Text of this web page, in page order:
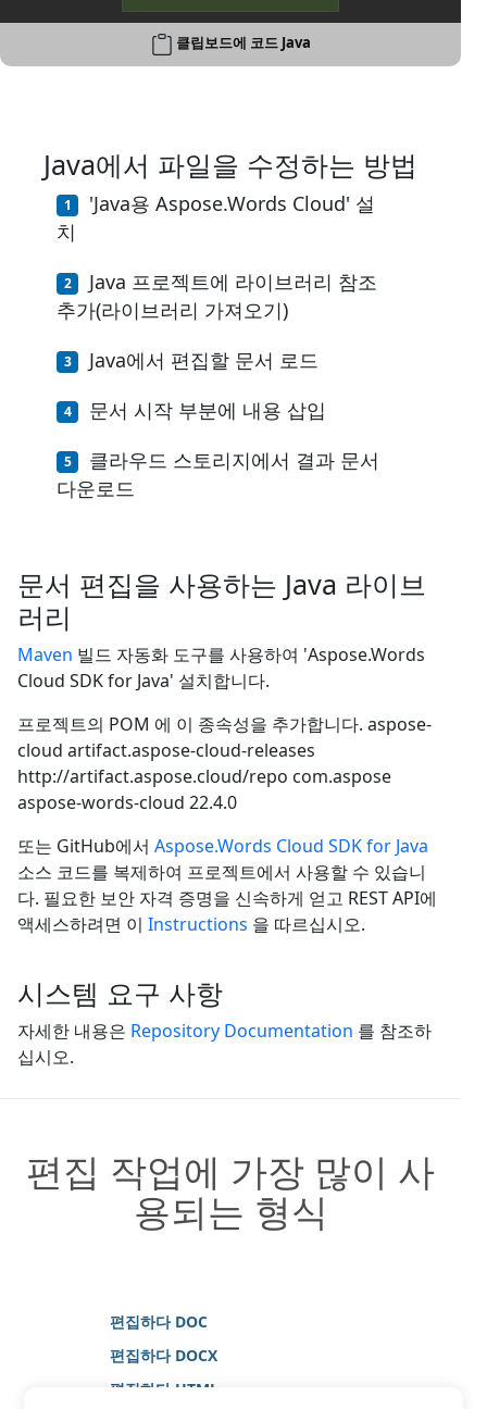
클립보드에 코드 Java
Java에서 파일을 수정하는 방법
'Java용 Aspose.Words Cloud' 설
치
Java 프로젝트에 라이브러리 참조
추가(라이브러리 가져오기)
Java에서 편집할 문서 로드
문서 시작 부분에 내용 삽입
클라우드 스토리지에서 결과 문서
다운로드
문서 편집을 사용하는 Java 라이브
러리
Maven 빌드 자동화 도구를 사용하여 'Aspose.Words
Cloud SDK for Java' 설치합니다.
프로젝트의 POM 에 이 종속성을 추가합니다. aspose-
cloud artifact.aspose-cloud-releases
http://artifact.aspose.cloud/repo com.aspose
aspose-words-cloud 22.4.0
또는 GitHub에서 Aspose.Words Cloud SDK for Java
소스 코드를 복제하여 프로젝트에서 사용할 수 있습니
다. 필요한 보안 자격 증명을 신속하게 얻고 REST API에
액세스하려면 이 Instructions 을 따르십시오.
시스템 요구 사항
자세한 내용은 Repository Documentation 를 참조하
십시오.
편집 작업에 가장 많이 사
용되는 형식
편집하다 DOC
편집하다 DOCX
편집하다 HTML